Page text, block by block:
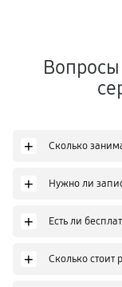
Вопросы
+ Сколько
+ Нужно ли
+ Есть ли
+ Сколько стоит